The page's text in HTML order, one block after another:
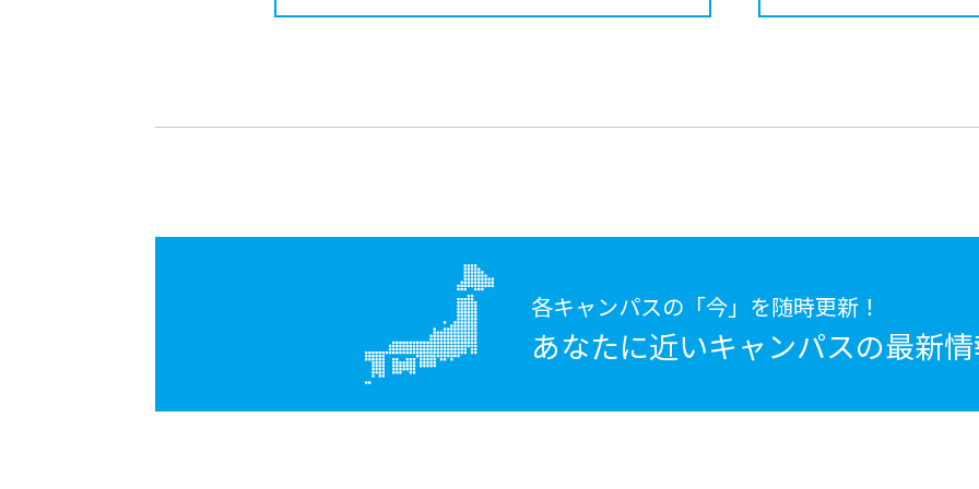
各キャンパスの「今」を随時更新！
あなたに近いキャンパスの最新